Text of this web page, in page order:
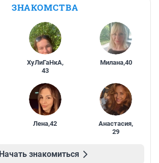
ЗНАКОМСТВА
ХуЛиГаНкА,
43
Милана,40
Лена,42 Анастасия,
29
Начать знакомиться